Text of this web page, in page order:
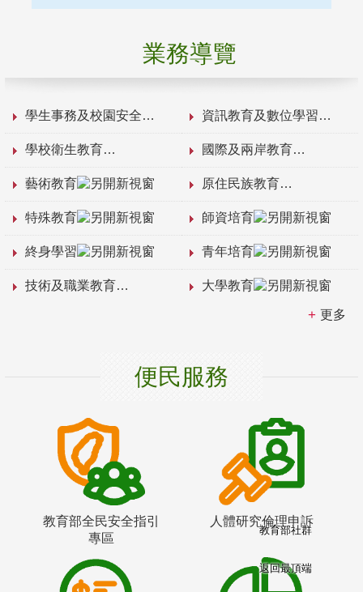
業務導覽
學生事務及校園安全 資訊教育及數位學習
學校衛生教育 國際及兩岸教育
藝術教育 原住民族教育
特殊教育 師資培育
終身學習 青年培育
技術及職業教育 大學教育
更多
便民服務
教育部全民安全指引
專區
人體研究倫理申訴
教育部社群
返回最頂端